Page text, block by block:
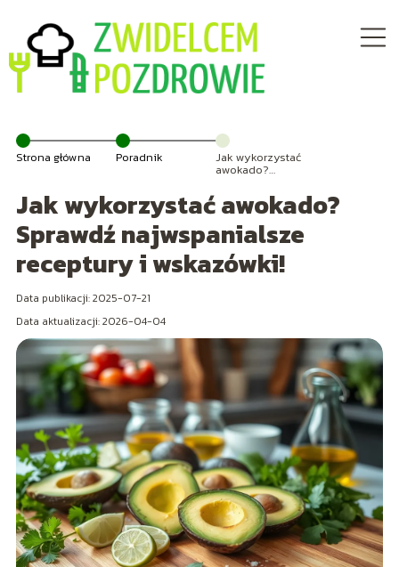
Strona główna Poradnik Jak wykorzystać
awokado?
najwspanialsze
receptury i
wskazówki!
Jak wykorzystać awokado?
Sprawdź najwspanialsze
receptury i wskazówki!
Data publikacji: 2025-07-21
Data aktualizacji: 2026-04-04